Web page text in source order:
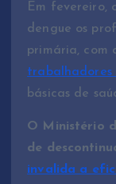
Em fevereiro,
dengue os
primária, com
básicas de
O Ministério
de
invalida a